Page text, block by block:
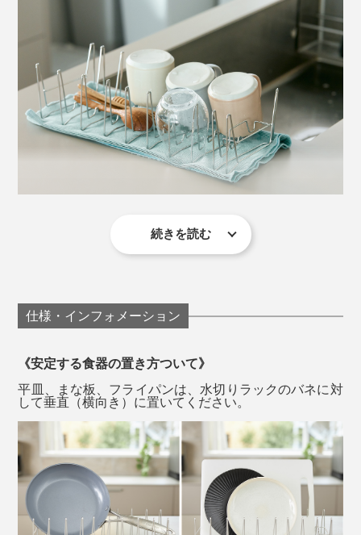
奥行きのある水切りカゴやラックをシンク内で洗浄する
のは、結構ムズカシイ。気づけば、見えにくい角や隙
そんな水切りラックの衛生面の心配だって、バネ機構が
ご縁あって、プロダクトデザインスタジオの「sugata
mono studio」とタッグを組むことになり、自社ブラン
ドを立ち上げました。
遊び心のあるブランド名は、「Loop（ループ）」とい
う言葉をバネ伸縮させ、縮んだ「Lop」と伸びた
「Looop」をつなげて『Lop Looop（ルプループ）』
ギフトにも贈りやすい、オシャレなパッケージ入り
水切りラックに使われている線材は、自動車部品の特殊
バネと同じ、高耐久ステンレス「SUS304-WPB」。
サビにくく丈夫な素材だから水回りにもとことん強く、
毎日ガシガシ使えます。
め、撥水シートまたはタオルなどを敷いてお使いくださ
本体にくるりと巻きつけて、スリット同士を引っ掛けれ
ば、収納時の汚れ防止ケースにも。
キャンプやBBQなどのアウトドアレジャー、バザーや屋
わずか240g（シート込みで360g）と超軽量＆コンパク
ト設計なので、上着のポケットや荷物の隙間にもすっぽ
り。
洗剤と並べて収納できる水切りラックなら、どんなキッ
その発想に、ブラボーと言いたいです。
いつも飲んでいるプロテインのシェーカーやペットボト
ル、ステンレスボトルの水切り＆自然乾燥時にも重宝し
ていました。
続きを読む
仕様・インフォメーション
《安定する食器の置き方ついて》
平皿、まな板、フライパンは、水切りラックのバネに対
して垂直（横向き）に置いてください。